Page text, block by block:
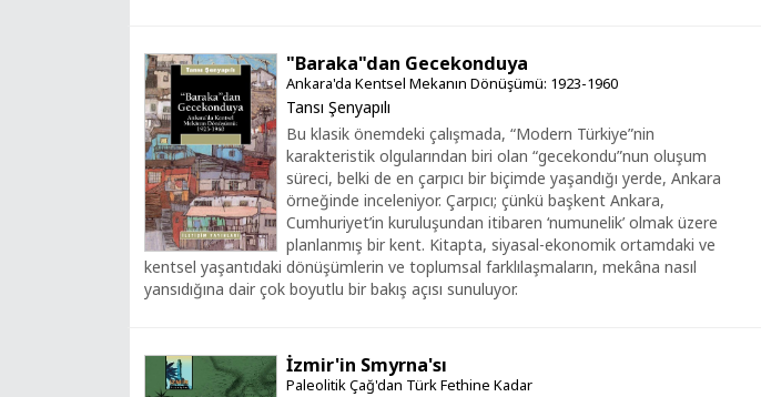
"Baraka"dan Gecekonduya
Ankara'da Kentsel Mekanın Dönüşümü: 1923-1960
Tansı Şenyapılı
Bu klasik önemdeki çalışmada, “Modern Türkiye”nin
karakteristik olgularından biri olan “gecekondu”nun oluşum
süreci, belki de en çarpıcı bir biçimde yaşandığı yerde, Ankara
örneğinde inceleniyor. Çarpıcı; çünkü başkent Ankara,
Cumhuriyet’in kuruluşundan itibaren ‘numunelik’ olmak üzere
planlanmış bir kent. Kitapta, siyasal-ekonomik ortamdaki ve
kentsel yaşantıdaki dönüşümlerin ve toplumsal farklılaşmaların, mekâna nasıl
yansıdığına dair çok boyutlu bir bakış açısı sunuluyor.
İzmir'in Smyrna'sı
Paleolitik Çağ'dan Türk Fethine Kadar